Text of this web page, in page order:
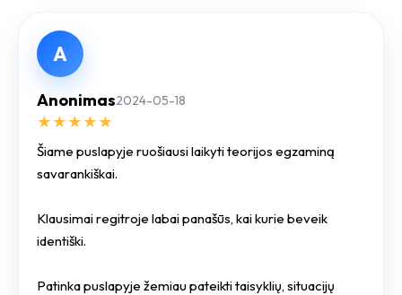
A
Anonimas2024-05-18
★ ★ ★ ★ ★
Šiame puslapyje ruošiausi laikyti teorijos egzaminą
savarankiškai.
Klausimai regitroje labai panašūs, kai kurie beveik
identiški.
Patinka puslapyje žemiau pateikti taisyklių, situacijų